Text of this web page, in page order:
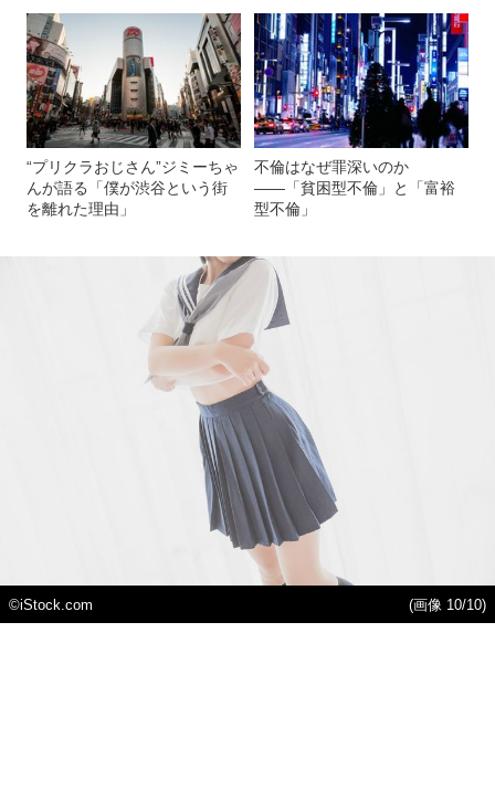
“プリクラおじさん”ジミーちゃ
んが語る「僕が渋谷という街
を離れた理由」
不倫はなぜ罪深いのか
――「貧困型不倫」と「富裕
型不倫」
©iStock.com (画像 10/10)